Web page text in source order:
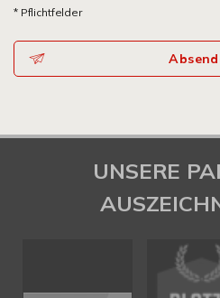
* Pflichtfelder
UNSERE